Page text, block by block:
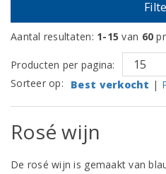
Aantal resultaten: 1-15 van 60
Producten per pagina:
Sorteer op:
Best verkocht |
Rosé wijn
De rosé wijn is gemaakt van